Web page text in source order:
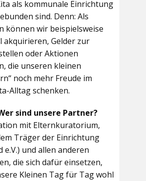
als kommunale Einrichtung
sind. Denn: Als
können wir beispielsweise
akquirieren, Gelder zur
oder Aktionen
die unseren kleinen
noch mehr Freude im
Alltag schenken.
sind unsere Partner?
mit Elternkuratorium,
Träger der Einrichtung
e.V.) und allen anderen
die sich dafür einsetzen,
Kleinen Tag für Tag wohl